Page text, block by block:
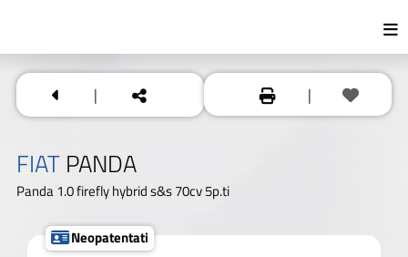
| |
FIAT PANDA
Panda 1.0 firefly hybrid s&s 70cv 5p.ti
Neopatentati